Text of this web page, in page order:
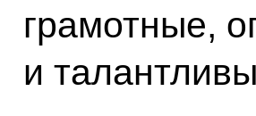
грамотные,
и